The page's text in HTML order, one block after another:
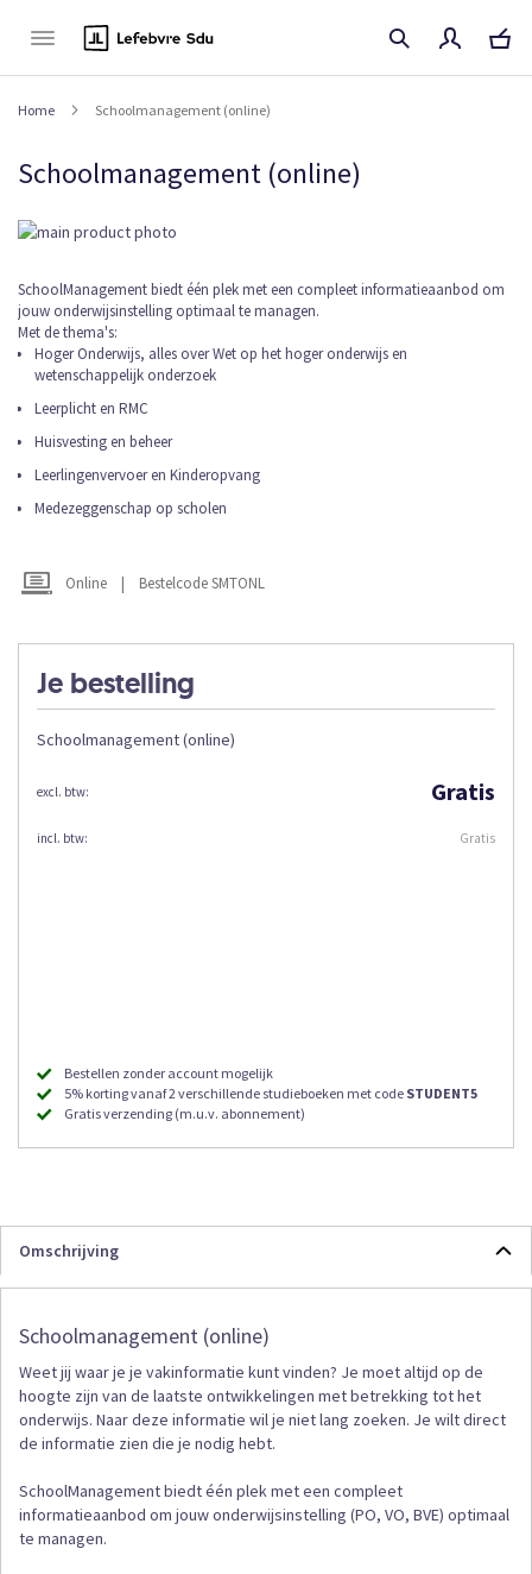
Home Schoolmanagement (online)
Schoolmanagement (online)
Je bestelling
Schoolmanagement (online)
Gratis
Gratis
Bestellen zonder account mogelijk
5% korting vanaf 2 verschillende studieboeken met code STUDENT5
Gratis verzending (m.u.v. abonnement)
Ga
het
einde
van
de
afbeeldingen-
gallerij
Online | Bestelcode SMTONL
Ga
naar
het
begin
van
de
afbeeldingen-
SchoolManagement biedt één plek met een compleet informatieaanbod om
jouw onderwijsinstelling optimaal te managen.
Met de thema's:
Hoger Onderwijs, alles over Wet op het hoger onderwijs en
wetenschappelijk onderzoek
Leerplicht en RMC
Huisvesting en beheer
Leerlingenvervoer en Kinderopvang
Medezeggenschap op scholen
Omschrijving
Schoolmanagement (online)
Weet jij waar je je vakinformatie kunt vinden? Je moet altijd op de
hoogte zijn van de laatste ontwikkelingen met betrekking tot het
onderwijs. Naar deze informatie wil je niet lang zoeken. Je wilt direct
de informatie zien die je nodig hebt.
SchoolManagement biedt één plek met een compleet
informatieaanbod om jouw onderwijsinstelling (PO, VO, BVE) optimaal
te managen.